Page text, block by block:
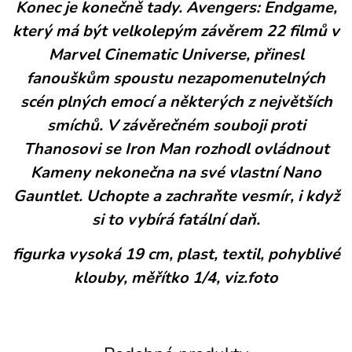
Konec je konečně tady. Avengers: Endgame,
který má být velkolepým závěrem 22 filmů v
Marvel Cinematic Universe, přinesl
fanouškům spoustu nezapomenutelných
scén plných emocí a některých z největších
smíchů. V závěrečném souboji proti
Thanosovi se Iron Man rozhodl ovládnout
Kameny nekonečna na své vlastní Nano
Gauntlet. Uchopte a zachraňte vesmír, i když
si to vybírá fatální daň.
figurka vysoká 19 cm, plast, textil, pohyblivé
klouby, měřítko 1/4, viz.foto